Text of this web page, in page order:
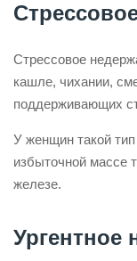
Стрессовое
кашле, чихании,
поддерживающих
У женщин такой
избыточной массе
железе.
Ургентное